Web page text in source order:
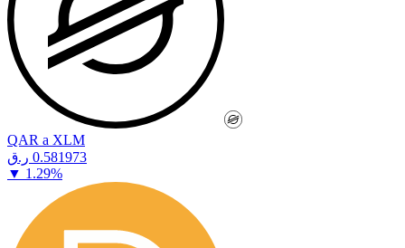
QAR a XLM
⁦ر.ق⁩ 0.581973
▼ 1.29%